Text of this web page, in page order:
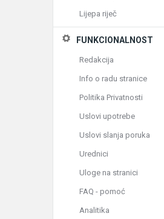
Lijepa riječ
FUNKCIONALNOST
Redakcija
Info o radu stranice
Politika Privatnosti
Uslovi upotrebe
Uslovi slanja poruka
Urednici
Uloge na stranici
FAQ - pomoć
Analitika